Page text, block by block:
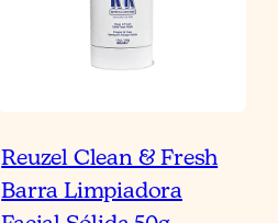
Reuzel Clean & Fresh
Barra Limpiadora